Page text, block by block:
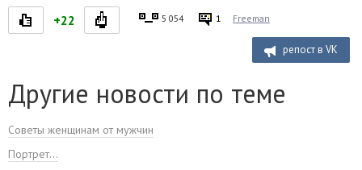
+22 5 054 1 Freeman
репост в VK
Другие новости по теме
Советы женщинам от мужчин
Портрет...